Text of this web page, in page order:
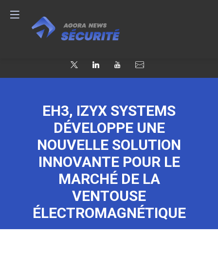
EH3, IZYX SYSTEMS
DÉVELOPPE UNE
NOUVELLE SOLUTION
INNOVANTE POUR LE
MARCHÉ DE LA
VENTOUSE
ÉLECTROMAGNÉTIQUE